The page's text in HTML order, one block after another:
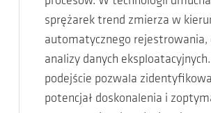
sprężarek trend zmierza w
automatycznego rejestrowania,
analizy danych
podejście pozwala
potencjał doskonalenia i